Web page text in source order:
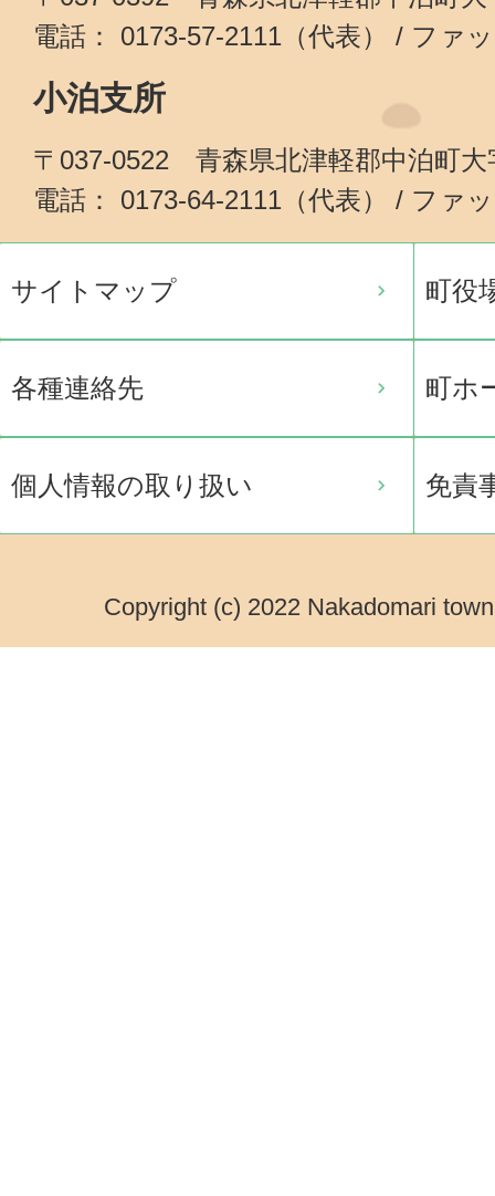
電話： 0173-57-2111（代表） / ファ
小泊支所
〒037-0522 青森県北津軽郡中泊町大
電話： 0173-64-2111（代表） / ファ
サイトマップ 町役
各種連絡先 町ホ
個人情報の取り扱い 免責
Copyright (c) 2022 Nakadomari